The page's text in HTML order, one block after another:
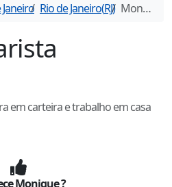
Janeiro Rio de Janeiro(RJ) Monique
em carteira e trabalho em casa
Monique?